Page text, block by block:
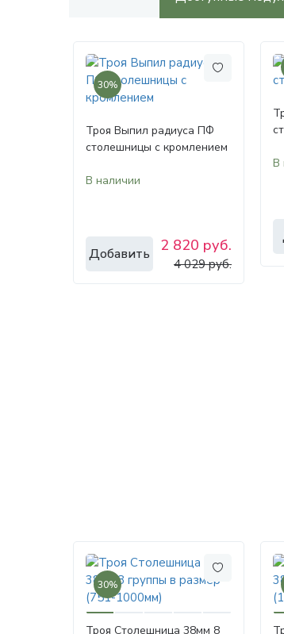
30%
Троя Выпил радиуса ПФ
столешницы с кромлением
В наличии
Добавить 2 820 руб.
4 029 руб.
В
30%
Троя Столешница 38мм 8